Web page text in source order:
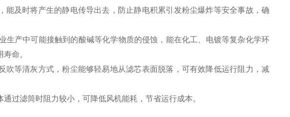
能及时将产生的静电传导出去，防止静电积累引发粉尘爆炸等安全事故，确
生产中可能接触到的酸碱等化学物质的侵蚀，能在化工、电镀等复杂化学环
命。
吹等清灰方式，粉尘能够轻易地从滤芯表面脱落，可有效降低运行阻力，减
过滤筒时阻力较小，可降低风机能耗，节省运行成本。